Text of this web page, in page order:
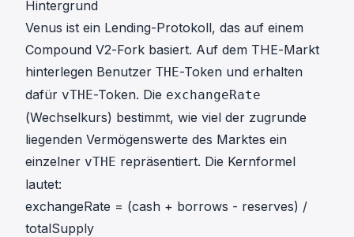
Hintergrund
Venus ist ein Lending-Protokoll, das auf einem
Compound V2-Fork basiert. Auf dem THE-Markt
hinterlegen Benutzer THE-Token und erhalten
dafür vTHE-Token. Die exchangeRate
(Wechselkurs) bestimmt, wie viel der zugrunde
liegenden Vermögenswerte des Marktes ein
einzelner vTHE repräsentiert. Die Kernformel
lautet:
exchangeRate = (cash + borrows - reserves) /
totalSupply